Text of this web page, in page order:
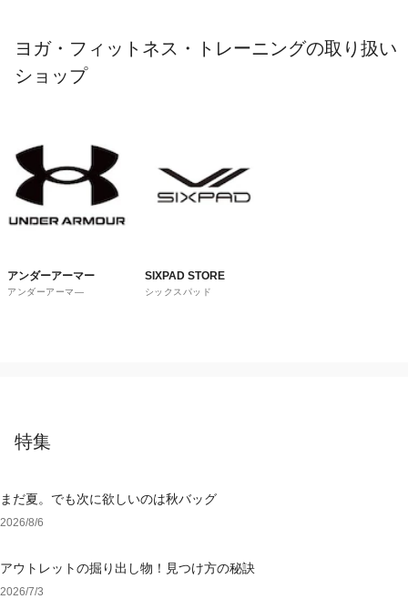
ヨガ・フィットネス・トレーニングの取り扱い
ショップ
アンダーアーマー
アンダーアーマ―
SIXPAD STORE
シックスパッド
特集
まだ夏。でも次に欲しいのは秋バッグ
2026/8/6
アウトレットの掘り出し物！見つけ方の秘訣
2026/7/3